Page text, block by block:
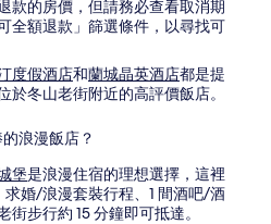
款的房價，但請務必查看取消期
全額退款」篩選條件，以尋找可
度假酒店和蘭城晶英酒店都是提
於冬山老街附近的高評價飯店。
浪漫飯店？
堡是浪漫住宿的理想選擇，這裡
求婚/浪漫套裝行程、1 間酒吧/酒
街步行約 15 分鐘即可抵達。